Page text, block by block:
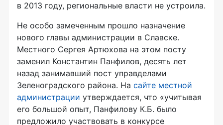
в 2013 году, региональные власти не устроила.
Не особо замеченным прошло назначение
нового главы администрации в Славске.
Местного Сергея Артюхова на этом посту
заменил Константин Панфилов, десять лет
назад занимавший пост управделами
Зеленоградского района. На сайте местной
администрации утверждается, что «учитывая
его большой опыт, Панфилову К.Б. было
предложило участвовать в конкурсе